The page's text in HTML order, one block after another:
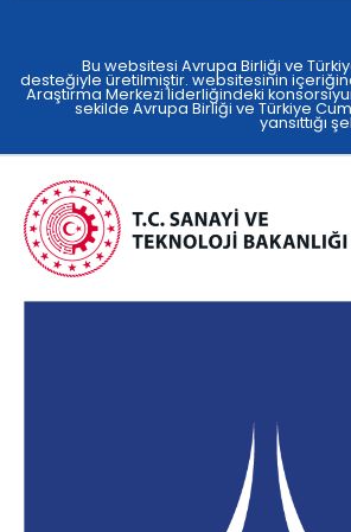
Bu websitesi Avrupa Birliği ve
desteğiyle üretilmiştir. websitesinin
Araştırma Merkezi liderliğindeki
sekilde Avrupa Birliği ve Türkiye
yansıttığı